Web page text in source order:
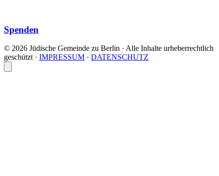
Spenden
© 2026 Jüdische Gemeinde zu Berlin · Alle Inhalte urheberrechtlich
geschützt · IMPRESSUM · DATENSCHUTZ